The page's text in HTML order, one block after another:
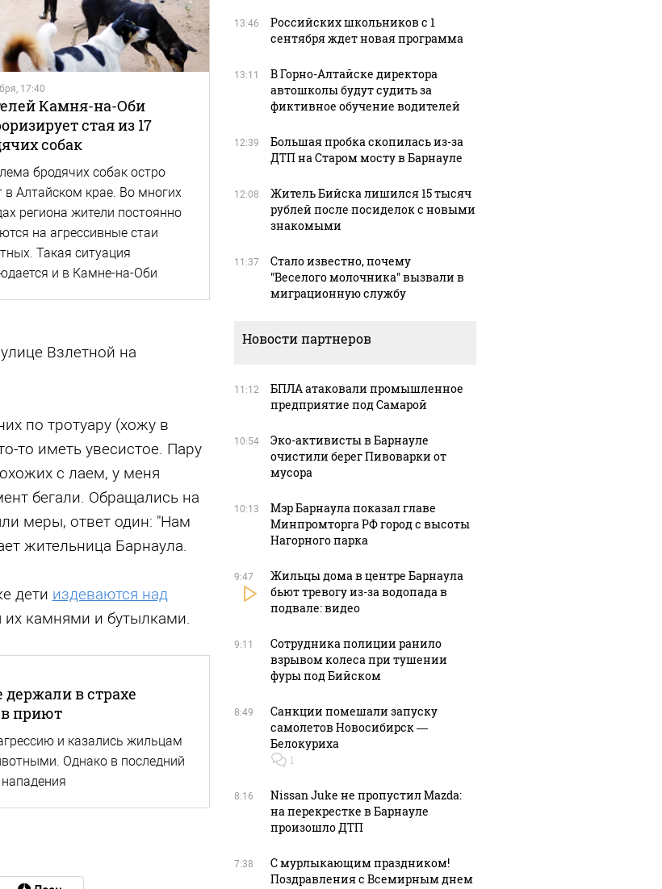
17:40
Камня-на-Оби
стая из 17
собак
бродячих собак остро
в Алтайском крае. Во многих
региона жители постоянно
на агрессивные стаи
Такая ситуация
и в Камне-на-Оби
Взлетной на
по тротуару (хожу в
то иметь увесистое. Пару
с лаем, у меня
бегали. Обращались на
меры, ответ один: "Нам
жительница Барнаула.
дети издеваются над
их камнями и бутылками.
держали в страхе
приют
и казались жильцам
Однако в последний
13:46
Российских школьников с 1
сентября ждет новая программа
13:11
В Горно-Алтайске директора
автошколы будут судить за
фиктивное обучение водителей
12:39
Большая пробка скопилась из-за
ДТП на Старом мосту в Барнауле
12:08
Житель Бийска лишился 15 тысяч
рублей после посиделок с новыми
знакомыми
11:37
Стало известно, почему
"Веселого молочника" вызвали в
миграционную службу
Новости партнеров
11:12
БПЛА атаковали промышленное
предприятие под Самарой
10:54
Эко-активисты в Барнауле
очистили берег Пивоварки от
мусора
10:13
Мэр Барнаула показал главе
Минпромторга РФ город с высоты
Нагорного парка
9:47
Жильцы дома в центре Барнаула
бьют тревогу из-за водопада в
подвале: видео
9:11
Сотрудника полиции ранило
взрывом колеса при тушении
фуры под Бийском
8:49
Санкции помешали запуску
самолетов Новосибирск —
Белокуриха
1
8:16
Nissan Juke не пропустил Mazda:
на перекрестке в Барнауле
произошло ДТП
7:38
С мурлыкающим праздником!
Поздравления с Всемирным днем